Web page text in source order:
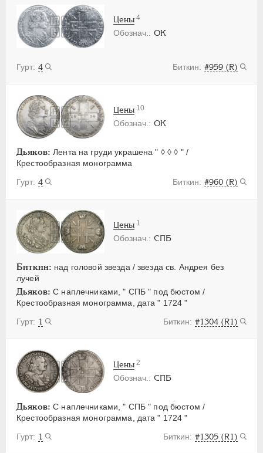
OK
4 #959 (R)
Цены 4
OK
Дьяков: Лента на груди украшена " ◊ ◊ ◊ " /
Крестообразная монограмма
4
#960 (R)
Цены 10
СПБ
Биткин: над головой звезда / звезда св. Андрея без
лучей
Дьяков: С наплечниками, " СПБ " под бюстом /
Крестообразная монограмма, дата " 1724 "
1
#1304 (R1)
Цены 1
СПБ
Дьяков: С наплечниками, " СПБ " под бюстом /
Крестообразная монограмма, дата " 1724 "
1
#1305 (R1)
Цены 2